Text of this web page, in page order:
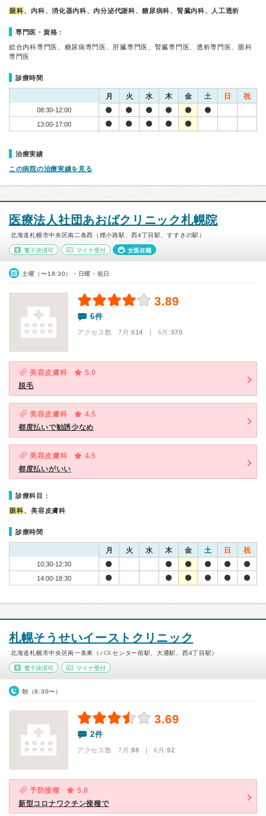
眼科、内科、消化器内科、内分泌代謝科、糖尿病科、腎臓内科、人工透析
専門医・資格：
総合内科専門医、糖尿病専門医、肝臓専門医、腎臓専門医、透析専門医、眼科
専門医
診療時間
月 火 水 木 金 土 日 祝
08:30-12:00
13:00-17:00
治療実績
この病院の治療実績を見る
医療法人社団あおばクリニック札幌院
北海道札幌市中央区南二条西（狸小路駅、西4丁目駅、すすきの駅）
電子決済可 マイナ受付 女医在籍
土曜（〜18:30）・日曜・祝日
3.89
6件
アクセス数 7月:614 | 6月:570
美容皮膚科
5.0
脱毛
美容皮膚科
4.5
都度払いで勧誘少なめ
美容皮膚科
4.5
都度払いがいい
診療科目：
眼科、美容皮膚科
診療時間
月 火 水 木 金 土 日 祝
10:30-12:30
14:00-18:30
札幌そうせいイーストクリニック
北海道札幌市中央区南一条東（バスセンター前駅、大通駅、西4丁目駅）
電子決済可 マイナ受付
朝（8:30〜）
3.69
2件
アクセス数 7月:88 | 6月:92
予防接種
5.0
新型コロナワクチン接種で